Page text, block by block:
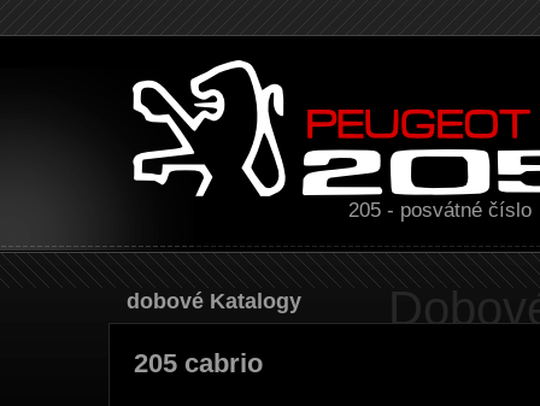
205 - posvátné číslo
Dobové Katalogy
205 cabrio